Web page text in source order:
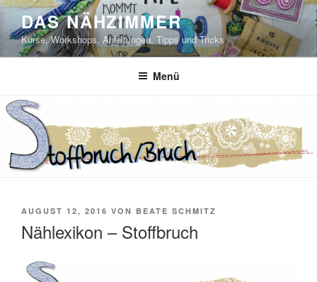
Zum
Inhalt
springen
DAS NÄHZIMMER
Kurse, Workshops, Anleitungen, Tipps und Tricks
Menü
VERÖFFENTLICHT
AUGUST 12, 2016 VON BEATE SCHMITZ
Nählexikon – Stoffbruch